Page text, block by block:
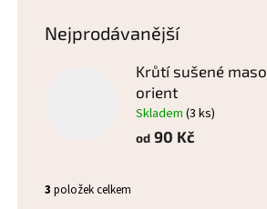
Nejprodávanější
Krůtí sušené maso
orient
Skladem(3 ks)
od 90 Kč
3 položek celkem